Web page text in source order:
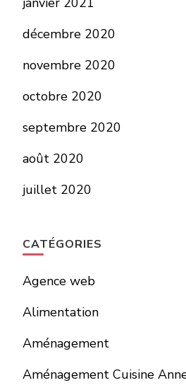
décembre 2020
novembre 2020
octobre 2020
septembre 2020
août 2020
juillet 2020
CATÉGORIES
Agence web
Alimentation
Aménagement
Aménagement Cuisine